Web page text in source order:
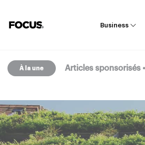
Business
À la une Articles sponsorisés
Articles sponsorisés